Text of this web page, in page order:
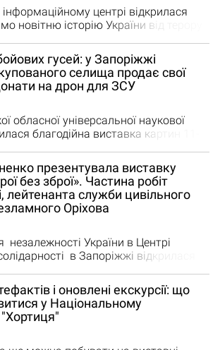
центрі відкрилася
новітню історію України від терору
Смольєнка і архівні фотографії з
наукового товариства імені
Організатори виставки анонсували
і Дмитро знімають у…
гусей: у Запоріжжі
селища продає свої
на дрон для ЗСУ
обласної універсальної наукової
благодійна виставка картин 11-
локальних конкурсів продає
зібрати кошти на дрон для ЗСУ. Як
виставки головна бібліотекарка
ЗОУНБ Олена Савкіна, у 2022 році
презентувала виставку
без зброї». Частина робіт
лейтенанта служби цивільного
Оріхова
незалежності України в Центрі
в Запоріжжі відкрилася
відділу зв’язків із ЗМІ та
ГУ ДСНС в Запорізькій області
цивільного захисту Ганни
молода дівчина…
і оновлені екскурсії: що
у Національному